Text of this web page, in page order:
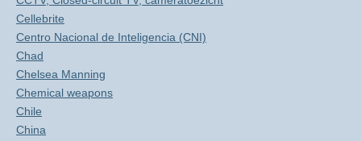
Cellebrite
Centro Nacional de Inteligencia (CNI)
Chad
Chelsea Manning
Chemical weapons
Chile
China